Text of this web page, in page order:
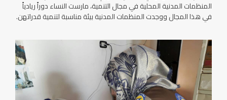
المنظمات المدنية المحلية في مجال التنمية، مارست النساء دوراً ريادياً
في هذا المجال ووجدت المنظمات المدنية بيئة مناسبة لتنمية قدراتهن.